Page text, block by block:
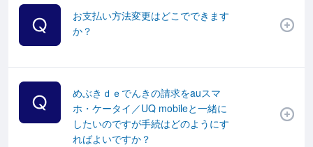
お支払い方法変更はどこでできます
か？
めぶきｄｅでんきの請求をauスマ
ホ・ケータイ／UQ mobileと一緒に
したいのですが手続はどのようにす
ればよいですか？